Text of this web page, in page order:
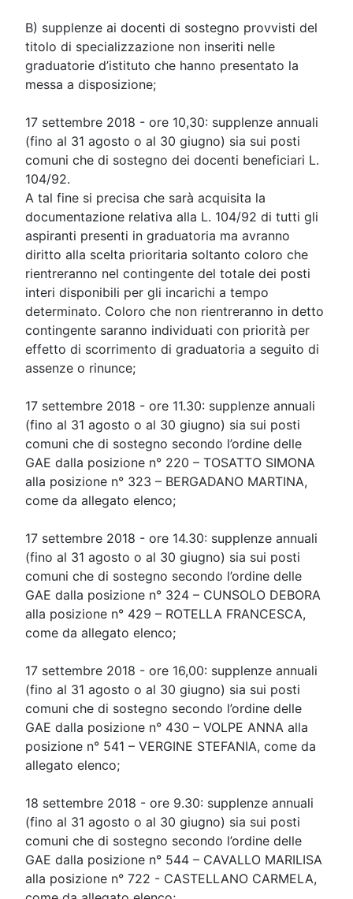
B) supplenze ai docenti di sostegno provvisti del
titolo di specializzazione non inseriti nelle
graduatorie d’istituto che hanno presentato la
messa a disposizione;
17 settembre 2018 - ore 10,30: supplenze annuali
(fino al 31 agosto o al 30 giugno) sia sui posti
comuni che di sostegno dei docenti beneficiari L.
104/92.
A tal fine si precisa che sarà acquisita la
documentazione relativa alla L. 104/92 di tutti gli
aspiranti presenti in graduatoria ma avranno
diritto alla scelta prioritaria soltanto coloro che
rientreranno nel contingente del totale dei posti
interi disponibili per gli incarichi a tempo
determinato. Coloro che non rientreranno in detto
contingente saranno individuati con priorità per
effetto di scorrimento di graduatoria a seguito di
assenze o rinunce;
17 settembre 2018 - ore 11.30: supplenze annuali
(fino al 31 agosto o al 30 giugno) sia sui posti
comuni che di sostegno secondo l’ordine delle
GAE dalla posizione n° 220 – TOSATTO SIMONA
alla posizione n° 323 – BERGADANO MARTINA,
come da allegato elenco;
17 settembre 2018 - ore 14.30: supplenze annuali
(fino al 31 agosto o al 30 giugno) sia sui posti
comuni che di sostegno secondo l’ordine delle
GAE dalla posizione n° 324 – CUNSOLO DEBORA
alla posizione n° 429 – ROTELLA FRANCESCA,
come da allegato elenco;
17 settembre 2018 - ore 16,00: supplenze annuali
(fino al 31 agosto o al 30 giugno) sia sui posti
comuni che di sostegno secondo l’ordine delle
GAE dalla posizione n° 430 – VOLPE ANNA alla
posizione n° 541 – VERGINE STEFANIA, come da
allegato elenco;
18 settembre 2018 - ore 9.30: supplenze annuali
(fino al 31 agosto o al 30 giugno) sia sui posti
comuni che di sostegno secondo l’ordine delle
GAE dalla posizione n° 544 – CAVALLO MARILISA
alla posizione n° 722 - CASTELLANO CARMELA,